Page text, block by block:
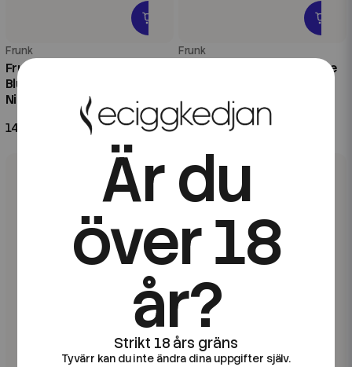
Frunk
Frunk Bar Cube ZERO |
Blueberry Peach Ice |
Nikotinfri Engångsvape
149 kr
Frunk
Frunk Bar Cube ZERO | Blue
Engångsvape
149 kr
Är du
över 18
år?
Tyvärr kan du inte ändra dina uppgifter själv.